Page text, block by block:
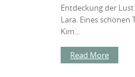
Entdeckung der
Lara. Eines
Kim...
Read More